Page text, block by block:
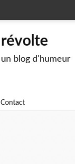
révolte
un blog d'humeur
Contact